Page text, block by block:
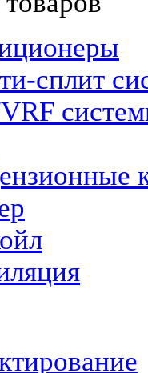
сплит